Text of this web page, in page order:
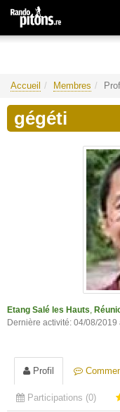
Accueil Membres
gégéti
Etang Salé les Hauts
Dernière activité: 04/08/2019
Profil
Participations (0)